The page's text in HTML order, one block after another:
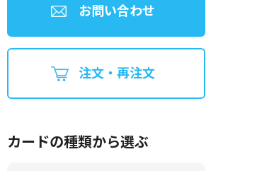
お問い合わせ
注文・再注文
カードの種類から選ぶ